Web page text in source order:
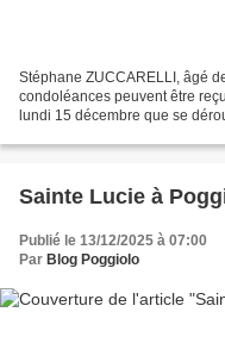
Stéphane ZUCCARELLI, âgé
condoléances peuvent être
lundi 15 décembre que se
Sainte Lucie à
Publié le 13/12/2025 à 07:00
Par Blog Poggiolo